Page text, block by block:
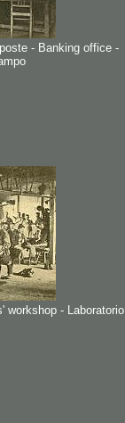
- Banking office -
workshop - Laboratorio